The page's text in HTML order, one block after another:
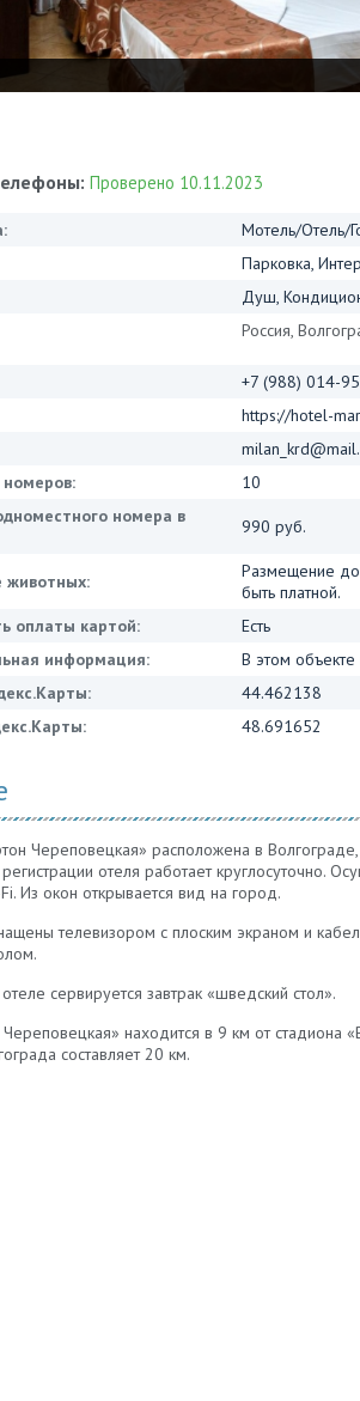
Проверено 10.11.2023
Мотель/Отель/
Парковка,
Душ,
Россия,
+7 (988) 014-
https://hotel-
10
номера в
990 руб.
животных:
Размещение
быть платной.
оплаты картой:
Есть
информация:
В этом объекте
44.462138
48.691652
Череповецкая» расположена в
отеля работает круглосуточно.
Из окон открывается вид на город.
телевизором с плоским экраном и
сервируется завтрак «шведский стол».
находится в 9 км от стадиона
составляет 20 км.